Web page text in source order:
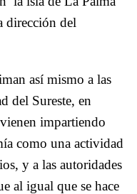
dirección del
así mismo a las
del Sureste, en
impartiendo
como una actividad
y a las autoridades
al igual que se hace